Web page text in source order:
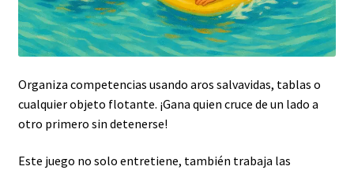
Organiza competencias usando aros salvavidas, tablas o
cualquier objeto flotante. ¡Gana quien cruce de un lado a
otro primero sin detenerse!
Este juego no solo entretiene, también trabaja las